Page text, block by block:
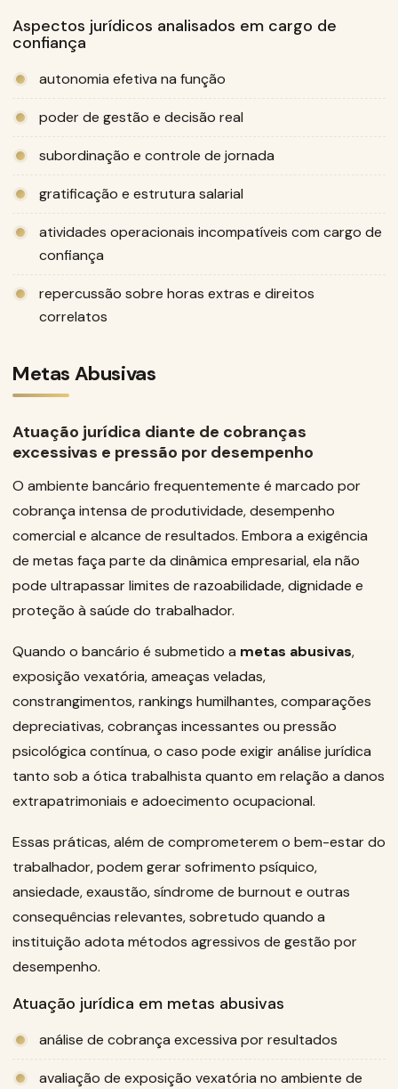
Aspectos jurídicos analisados em cargo de
confiança
autonomia efetiva na função
poder de gestão e decisão real
subordinação e controle de jornada
gratificação e estrutura salarial
atividades operacionais incompatíveis com cargo de
confiança
repercussão sobre horas extras e direitos
correlatos
Metas Abusivas
Atuação jurídica diante de cobranças
excessivas e pressão por desempenho
O ambiente bancário frequentemente é marcado por
cobrança intensa de produtividade, desempenho
comercial e alcance de resultados. Embora a exigência
de metas faça parte da dinâmica empresarial, ela não
pode ultrapassar limites de razoabilidade, dignidade e
proteção à saúde do trabalhador.
Quando o bancário é submetido a metas abusivas,
exposição vexatória, ameaças veladas,
constrangimentos, rankings humilhantes, comparações
depreciativas, cobranças incessantes ou pressão
psicológica contínua, o caso pode exigir análise jurídica
tanto sob a ótica trabalhista quanto em relação a danos
extrapatrimoniais e adoecimento ocupacional.
Essas práticas, além de comprometerem o bem-estar do
trabalhador, podem gerar sofrimento psíquico,
ansiedade, exaustão, síndrome de burnout e outras
consequências relevantes, sobretudo quando a
instituição adota métodos agressivos de gestão por
desempenho.
Atuação jurídica em metas abusivas
análise de cobrança excessiva por resultados
avaliação de exposição vexatória no ambiente de